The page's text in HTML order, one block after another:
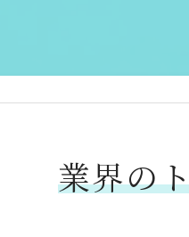
業界の